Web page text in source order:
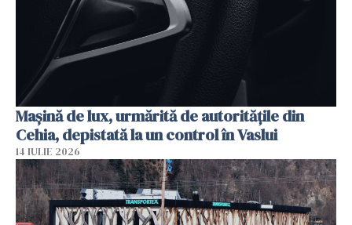
Mașină de lux, urmărită de autoritățile din
Cehia, depistată la un control în Vaslui
14 IULIE 2026